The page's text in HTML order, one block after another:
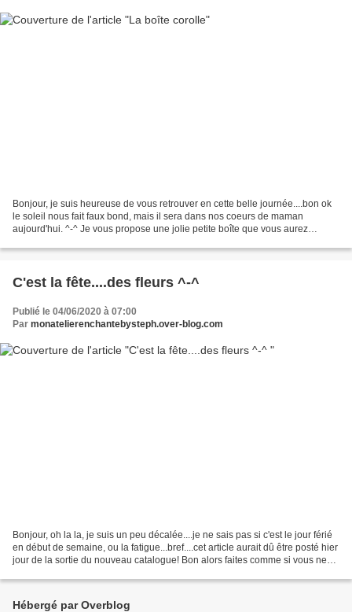
Bonjour, je suis heureuse de vous retrouver en cette belle journée....bon ok
le soleil nous fait faux bond, mais il sera dans nos coeurs de maman
aujourd'hui. ^-^ Je vous propose une jolie petite boîte que vous aurez
C'est la fête....des fleurs ^-^
Publié le 04/06/2020 à 07:00
Par monatelierenchantebysteph.over-blog.com
Bonjour, oh la la, je suis un peu décalée....je ne sais pas si c'est le jour férié
en début de semaine, ou la fatigue...bref....cet article aurait dû être posté hier
jour de la sortie du nouveau catalogue! Bon alors faites comme si vous ne
Hébergé par Overblog